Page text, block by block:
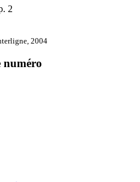
2
2004
numéro